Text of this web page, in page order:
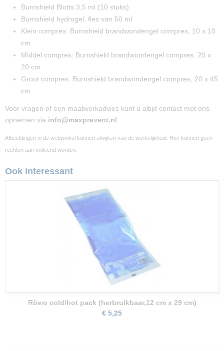
Burnshield Blotts 3,5 ml (10 stuks)
Burnshield hydrogel, fles van 50 ml
Klein compres: Burnshield brandwondengel compres, 10 x 10
cm
Middel compres: Burnshield brandwondengel compres, 20 x
20 cm
Groot compres: Burnshield brandwondengel compres, 20 x 45
cm
Voor vragen of een maatwerkadvies kunt u altijd contact met ons
opnemen via info@maxprevent.nl
Afbeeldingen in de webwinkel kunnen afwijken van de werkelijkheid. Hier kunnen geen
rechten aan ontleend worden.
Ook interessant
Röwo cold/hot pack (herbruikbaar,12 cm x 29 cm)
€ 5,25